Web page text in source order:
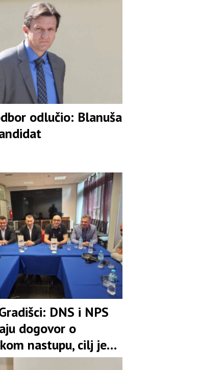
odlučio: Blanuša
DNS i NPS
dogovor o
nastupu, cilj je
u koaliciji